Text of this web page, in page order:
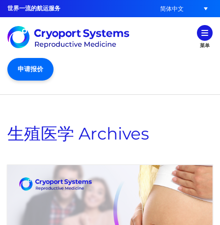
世界一流的航运服务 简体中文
菜单
申请报价
生殖医学 Archives